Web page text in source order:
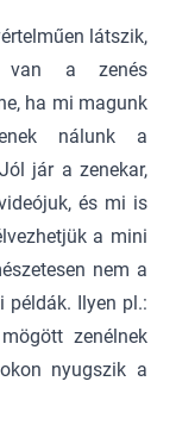
látszik,
van a zenés
ha mi magunk
nálunk a
jár a zenekar,
és mi is
a mini
nem a
példák. Ilyen pl.:
zenélnek
nyugszik a